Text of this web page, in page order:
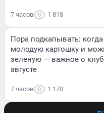
7 часов 1 818
Пора подкапывать:
молодую картошку и
зеленую — важное о
августе
7 часов 1 170